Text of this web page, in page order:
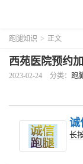
跑腿知识 > 正文
西苑医院预约
2023-02-24 分类： 跑
诚
长